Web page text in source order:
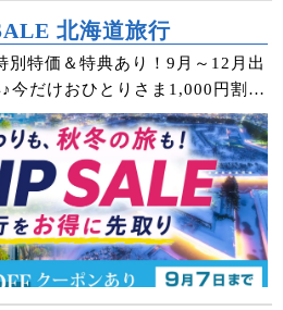
北海道旅行
特価＆特典あり！9月～12月出
今だけおひとりさま1,000円割引